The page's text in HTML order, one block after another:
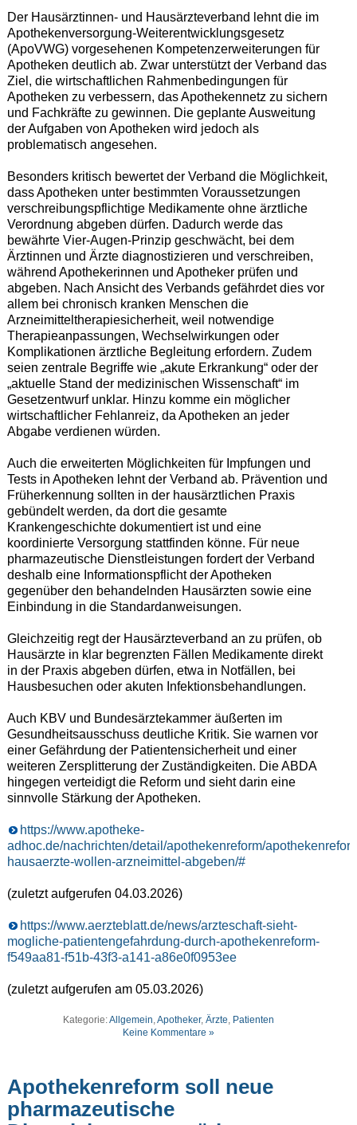
Der Hausärztinnen- und Hausärzteverband lehnt die im
Apothekenversorgung-Weiterentwicklungsgesetz
(ApoVWG) vorgesehenen Kompetenzerweiterungen für
Apotheken deutlich ab. Zwar unterstützt der Verband das
Ziel, die wirtschaftlichen Rahmenbedingungen für
Apotheken zu verbessern, das Apothekennetz zu sichern
und Fachkräfte zu gewinnen. Die geplante Ausweitung
der Aufgaben von Apotheken wird jedoch als
problematisch angesehen.
Besonders kritisch bewertet der Verband die Möglichkeit,
dass Apotheken unter bestimmten Voraussetzungen
verschreibungspflichtige Medikamente ohne ärztliche
Verordnung abgeben dürfen. Dadurch werde das
bewährte Vier-Augen-Prinzip geschwächt, bei dem
Ärztinnen und Ärzte diagnostizieren und verschreiben,
während Apothekerinnen und Apotheker prüfen und
abgeben. Nach Ansicht des Verbands gefährdet dies vor
allem bei chronisch kranken Menschen die
Arzneimitteltherapiesicherheit, weil notwendige
Therapieanpassungen, Wechselwirkungen oder
Komplikationen ärztliche Begleitung erfordern. Zudem
seien zentrale Begriffe wie „akute Erkrankung“ oder der
„aktuelle Stand der medizinischen Wissenschaft“ im
Gesetzentwurf unklar. Hinzu komme ein möglicher
wirtschaftlicher Fehlanreiz, da Apotheken an jeder
Abgabe verdienen würden.
Auch die erweiterten Möglichkeiten für Impfungen und
Tests in Apotheken lehnt der Verband ab. Prävention und
Früherkennung sollten in der hausärztlichen Praxis
gebündelt werden, da dort die gesamte
Krankengeschichte dokumentiert ist und eine
koordinierte Versorgung stattfinden könne. Für neue
pharmazeutische Dienstleistungen fordert der Verband
deshalb eine Informationspflicht der Apotheken
gegenüber den behandelnden Hausärzten sowie eine
Einbindung in die Standardanweisungen.
Gleichzeitig regt der Hausärzteverband an zu prüfen, ob
Hausärzte in klar begrenzten Fällen Medikamente direkt
in der Praxis abgeben dürfen, etwa in Notfällen, bei
Hausbesuchen oder akuten Infektionsbehandlungen.
Auch KBV und Bundesärztekammer äußerten im
Gesundheitsausschuss deutliche Kritik. Sie warnen vor
einer Gefährdung der Patientensicherheit und einer
weiteren Zersplitterung der Zuständigkeiten. Die ABDA
hingegen verteidigt die Reform und sieht darin eine
sinnvolle Stärkung der Apotheken.
https://www.apotheke-
adhoc.de/nachrichten/detail/apothekenreform/
hausaerzte-wollen-arzneimittel-abgeben/#
(zuletzt aufgerufen 04.03.2026)
https://www.aerzteblatt.de/news/arzteschaft-sieht-
mogliche-patientengefahrdung-durch-apothekenreform-
f549aa81-f51b-43f3-a141-a86e0f0953ee
(zuletzt aufgerufen am 05.03.2026)
Kategorie:Allgemein,Apotheker,Ärzte, Patienten
Keine Kommentare »
Apothekenreform soll neue
pharmazeutische